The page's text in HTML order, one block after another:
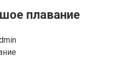
плавание